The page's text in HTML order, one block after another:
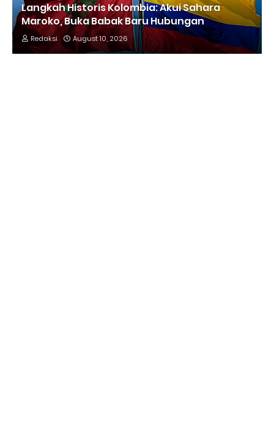
Langkah Historis Kolombia: Akui Sahara
Maroko, Buka Babak Baru Hubungan
Redaksi August 10, 2026